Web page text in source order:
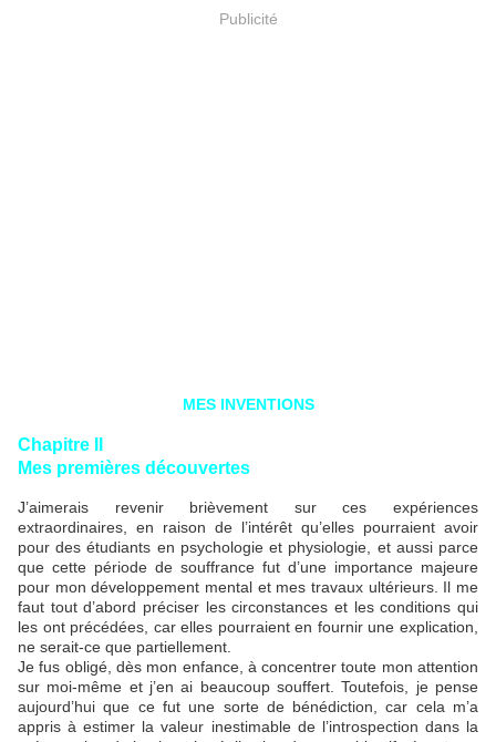
Publicité
MES INVENTIONS
Chapitre II
Mes premières découvertes
J’aimerais revenir brièvement sur ces expériences
extraordinaires, en raison de l’intérêt qu’elles pourraient avoir
pour des étudiants en psychologie et physiologie, et aussi parce
que cette période de souffrance fut d’une importance majeure
pour mon développement mental et mes travaux ultérieurs. Il me
faut tout d’abord préciser les circonstances et les conditions qui
les ont précédées, car elles pourraient en fournir une explication,
ne serait-ce que partiellement.
Je fus obligé, dès mon enfance, à concentrer toute mon attention
sur moi-même et j’en ai beaucoup souffert. Toutefois, je pense
aujourd’hui que ce fut une sorte de bénédiction, car cela m’a
appris à estimer la valeur inestimable de l’introspection dans la